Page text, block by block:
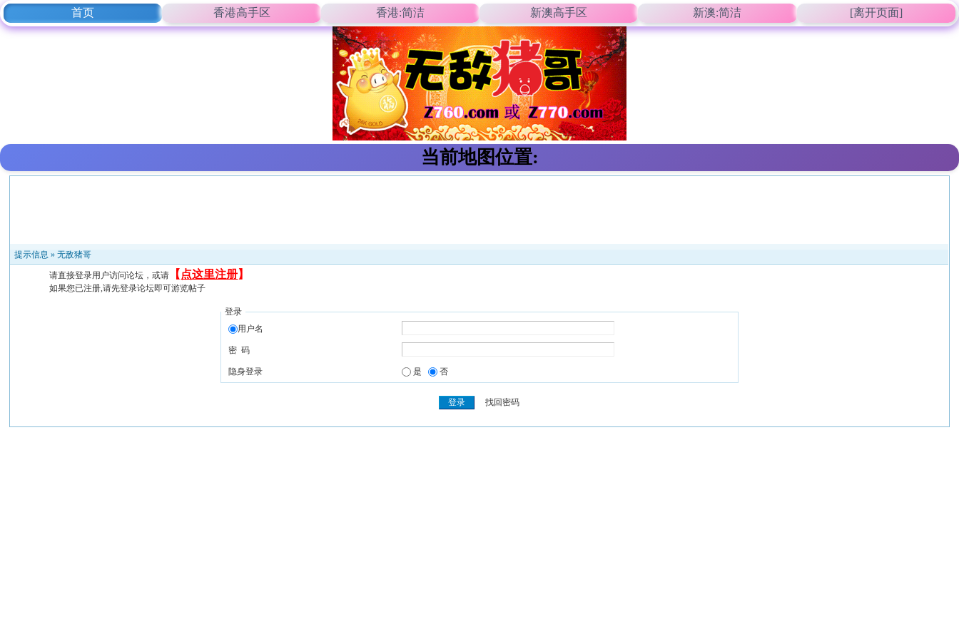
首页 香港高手区 香港:简洁 新澳高手区 新澳:简洁 [离开页面]
当前地图位置:
提示信息 »无敌猪哥
请直接登录用户访问论坛，或请 【 点这里注册】
如果您已注册,请先登录论坛即可游览帖子
登录
用户名
密 码
隐身登录 是 否
找回密码